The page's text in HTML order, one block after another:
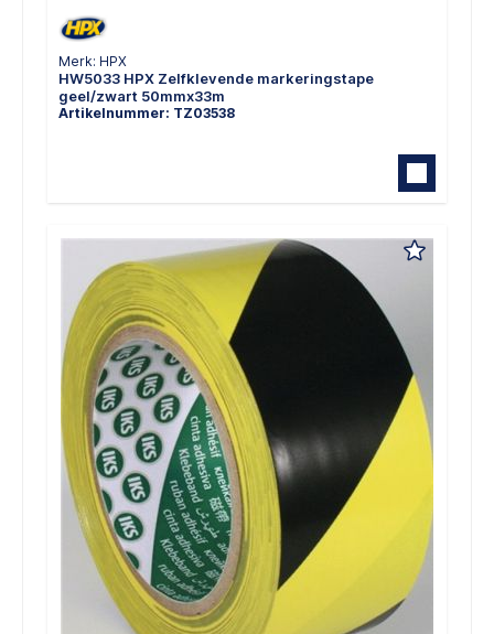
Merk: HPX
HW5033 HPX Zelfklevende markeringstape
geel/zwart 50mmx33m
Artikelnummer: TZ03538